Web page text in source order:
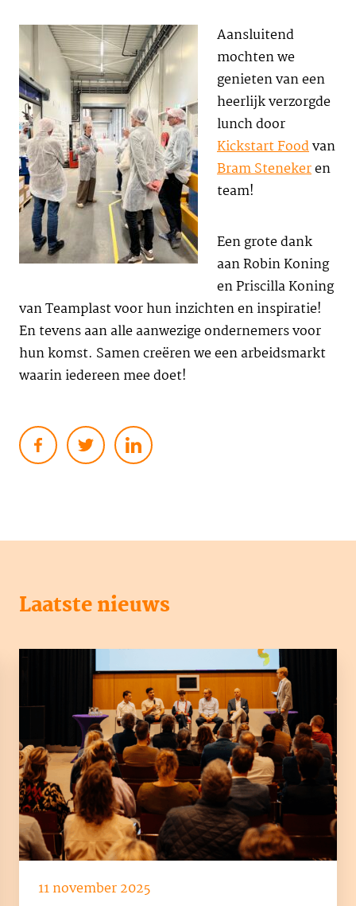
Aansluitend
mochten we
genieten van een
heerlijk verzorgde
lunch door
Kickstart Foodvan
Bram Stenekeren
team!
Een grote dank
aan Robin Koning
en Priscilla Koning
van Teamplast voor hun inzichten en inspiratie!
En tevens aan alle aanwezige ondernemers voor
hun komst. Samen creëren we een arbeidsmarkt
waarin iedereen mee doet!
Laatste nieuws
11 november 2025